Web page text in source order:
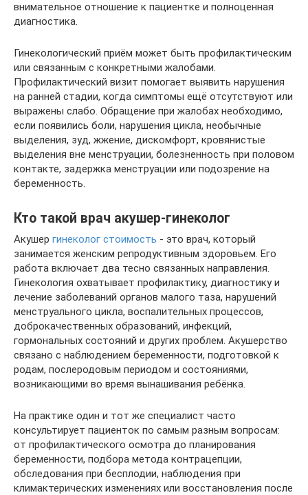
внимательное отношение к пациентке и полноценная
диагностика.
Гинекологический приём может быть профилактическим
или связанным с конкретными жалобами.
Профилактический визит помогает выявить нарушения
на ранней стадии, когда симптомы ещё отсутствуют или
выражены слабо. Обращение при жалобах необходимо,
если появились боли, нарушения цикла, необычные
выделения, зуд, жжение, дискомфорт, кровянистые
выделения вне менструации, болезненность при половом
контакте, задержка менструации или подозрение на
беременность.
Кто такой врач акушер-гинеколог
Акушер гинеколог стоимость - это врач, который
занимается женским репродуктивным здоровьем. Его
работа включает два тесно связанных направления.
Гинекология охватывает профилактику, диагностику и
лечение заболеваний органов малого таза, нарушений
менструального цикла, воспалительных процессов,
доброкачественных образований, инфекций,
гормональных состояний и других проблем. Акушерство
связано с наблюдением беременности, подготовкой к
родам, послеродовым периодом и состояниями,
возникающими во время вынашивания ребёнка.
На практике один и тот же специалист часто
консультирует пациенток по самым разным вопросам:
от профилактического осмотра до планирования
беременности, подбора метода контрацепции,
обследования при бесплодии, наблюдения при
климактерических изменениях или восстановления после